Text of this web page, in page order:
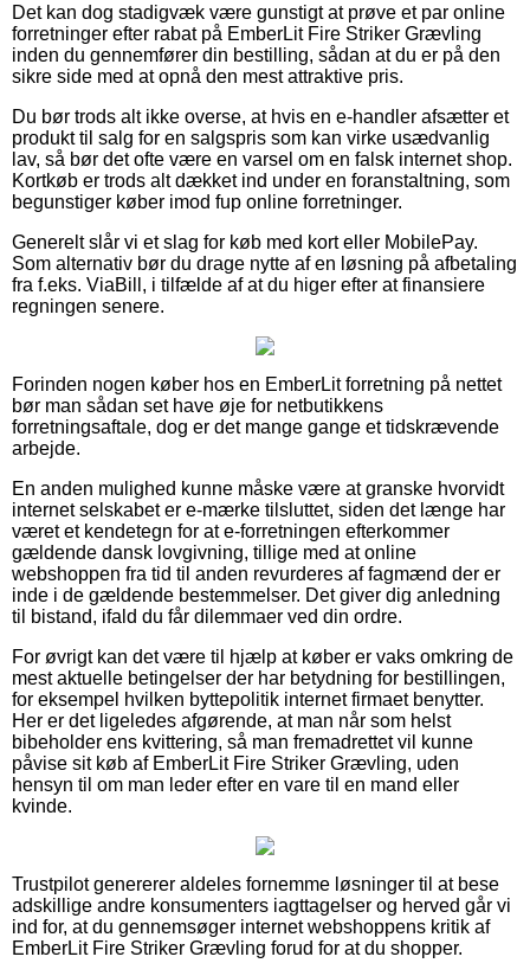
Det kan dog stadigvæk være gunstigt at prøve et par online
forretninger efter rabat på EmberLit Fire Striker Grævling
inden du gennemfører din bestilling, sådan at du er på den
sikre side med at opnå den mest attraktive pris.
Du bør trods alt ikke overse, at hvis en e-handler afsætter et
produkt til salg for en salgspris som kan virke usædvanlig
lav, så bør det ofte være en varsel om en falsk internet shop.
Kortkøb er trods alt dækket ind under en foranstaltning, som
begunstiger køber imod fup online forretninger.
Generelt slår vi et slag for køb med kort eller MobilePay.
Som alternativ bør du drage nytte af en løsning på afbetaling
fra f.eks. ViaBill, i tilfælde af at du higer efter at finansiere
regningen senere.
Forinden nogen køber hos en EmberLit forretning på nettet
bør man sådan set have øje for netbutikkens
forretningsaftale, dog er det mange gange et tidskrævende
arbejde.
En anden mulighed kunne måske være at granske hvorvidt
internet selskabet er e-mærke tilsluttet, siden det længe har
været et kendetegn for at e-forretningen efterkommer
gældende dansk lovgivning, tillige med at online
webshoppen fra tid til anden revurderes af fagmænd der er
inde i de gældende bestemmelser. Det giver dig anledning
til bistand, ifald du får dilemmaer ved din ordre.
For øvrigt kan det være til hjælp at køber er vaks omkring de
mest aktuelle betingelser der har betydning for bestillingen,
for eksempel hvilken byttepolitik internet firmaet benytter.
Her er det ligeledes afgørende, at man når som helst
bibeholder ens kvittering, så man fremadrettet vil kunne
påvise sit køb af EmberLit Fire Striker Grævling, uden
hensyn til om man leder efter en vare til en mand eller
kvinde.
Trustpilot genererer aldeles fornemme løsninger til at bese
adskillige andre konsumenters iagttagelser og herved går vi
ind for, at du gennemsøger internet webshoppens kritik af
EmberLit Fire Striker Grævling forud for at du shopper.